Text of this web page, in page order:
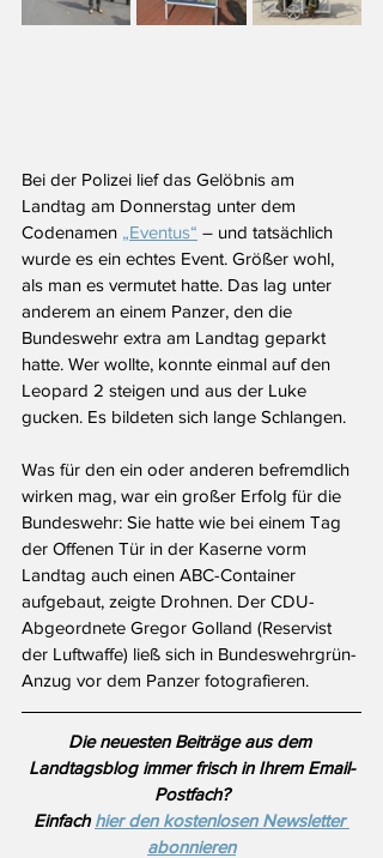
Bei der Polizei lief das Gelöbnis am
Landtag am Donnerstag unter dem
Codenamen „Eventus“ – und tatsächlich
wurde es ein echtes Event. Größer wohl,
als man es vermutet hatte. Das lag unter
anderem an einem Panzer, den die
Bundeswehr extra am Landtag geparkt
hatte. Wer wollte, konnte einmal auf den
Leopard 2 steigen und aus der Luke
gucken. Es bildeten sich lange Schlangen.
Was für den ein oder anderen befremdlich
wirken mag, war ein großer Erfolg für die
Bundeswehr: Sie hatte wie bei einem Tag
der Offenen Tür in der Kaserne vorm
Landtag auch einen ABC-Container
aufgebaut, zeigte Drohnen. Der CDU-
Abgeordnete Gregor Golland (Reservist
der Luftwaffe) ließ sich in Bundeswehrgrün-
Anzug vor dem Panzer fotografieren.
Die neuesten Beiträge aus dem
Landtagsblog immer frisch in Ihrem Email-
Postfach?
Einfach hier den kostenlosen Newsletter
abonnieren